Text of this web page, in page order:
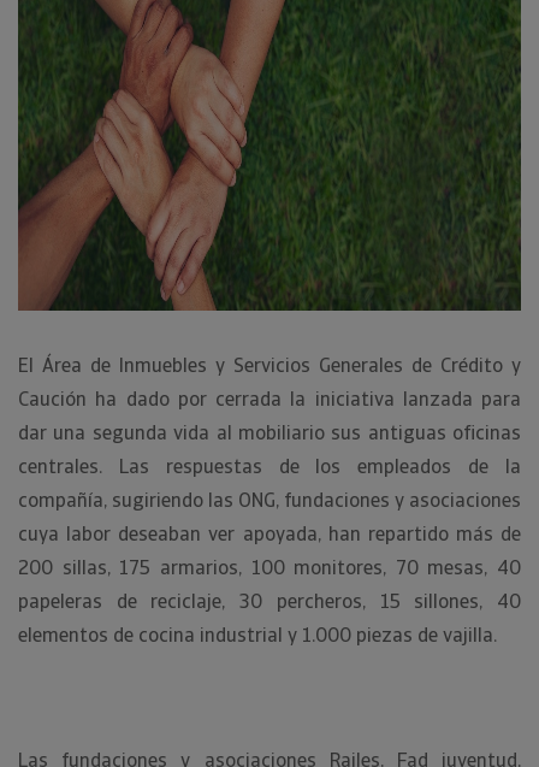
El Área de Inmuebles y Servicios Generales de Crédito y
Caución ha dado por cerrada la iniciativa lanzada para
dar una segunda vida al mobiliario sus antiguas oficinas
centrales. Las respuestas de los empleados de la
compañía, sugiriendo las ONG, fundaciones y asociaciones
cuya labor deseaban ver apoyada, han repartido más de
200 sillas, 175 armarios, 100 monitores, 70 mesas, 40
papeleras de reciclaje, 30 percheros, 15 sillones, 40
elementos de cocina industrial y 1.000 piezas de vajilla.
Las fundaciones y asociaciones Railes, Fad juventud,